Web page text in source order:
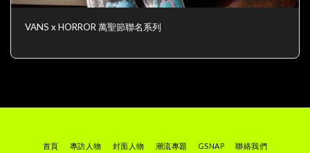
VANS x HORROR 萬聖節聯名系列
首頁 專訪人物 封面人物 潮流專題 GSNAP 聯絡我們